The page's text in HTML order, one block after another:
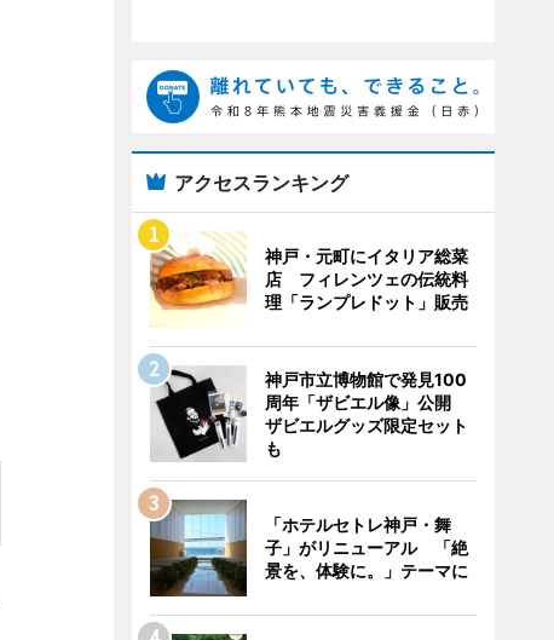
アクセスランキング
神戸・元町にイタリア総菜
店 フィレンツェの伝統料
理「ランプレドット」販売
神戸市立博物館で発見100
周年「ザビエル像」公開
ザビエルグッズ限定セット
も
「ホテルセトレ神戸・舞
子」がリニューアル 「絶
景を、体験に。」テーマに